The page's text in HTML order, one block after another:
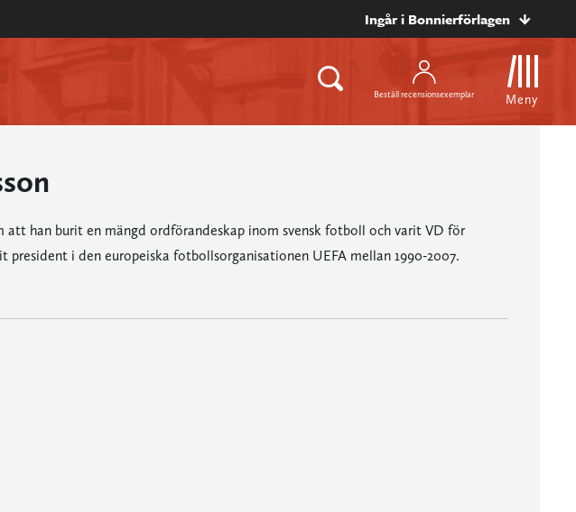
Ingår i Bonnierförlagen
Beställ recensionsexemplar Meny
att han burit en mängd ordförandeskap inom svensk fotboll och varit VD för
president i den europeiska fotbollsorganisationen UEFA mellan 1990-2007.